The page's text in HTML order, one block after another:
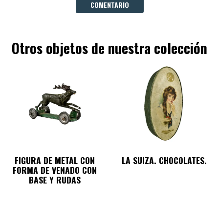
COMENTARIO
Otros objetos de nuestra colección
FIGURA DE METAL CON
FORMA DE VENADO CON
BASE Y RUDAS
LA SUIZA. CHOCOLATES.